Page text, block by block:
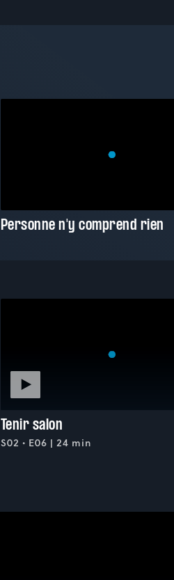
Personne n'y comprend rien
Tenir salon
S02 • E06 | 24 min